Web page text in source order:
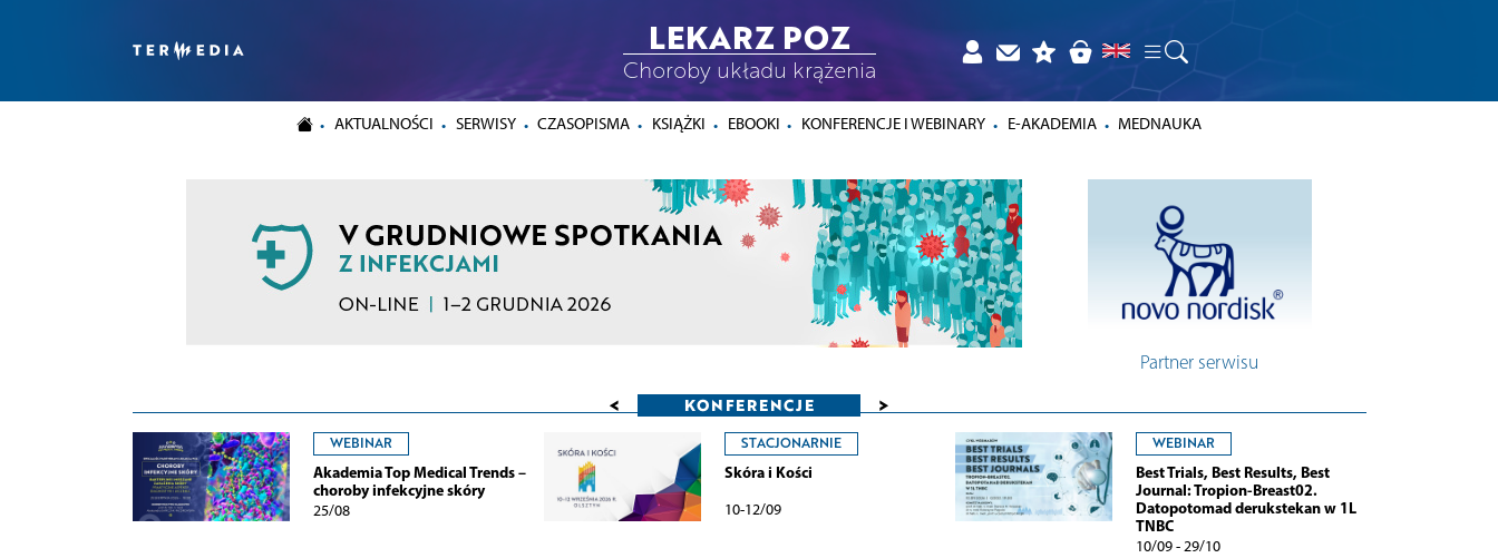
LEKARZ POZ
Choroby układu krążenia
AKTUALNOŚCI SERWISY CZASOPISMA KSIĄŻKI EBOOKI KONFERENCJE I WEBINARY E-AKADEMIA MEDNAUKA
Partner serwisu
< KONFERENCJE >
WEBINAR
Akademia Top Medical Trends –
choroby infekcyjne skóry
25/08
STACJONARNIE
Skóra i Kości
10-12/09
WEBINAR
Best Trials, Best Results, Best
Journal: Tropion-Breast02.
Datopotomad derukstekan w 1L
TNBC
10/09 - 29/10